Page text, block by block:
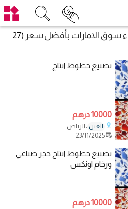
سوق الامارات بأفضل سعر
(27
تصنيع خطوط انتاج
10000 درهم
العين ، الرياض
23/11/2025
تصنيع خطوط انتاج حجر صناعي
ورخام اونكس
10000 درهم